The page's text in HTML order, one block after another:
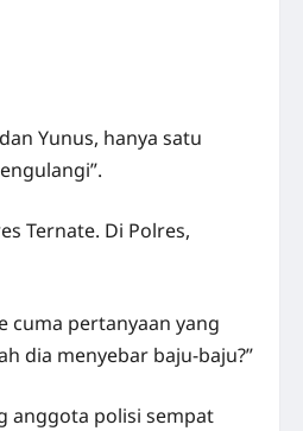
Yunus, hanya satu
Ternate. Di Polres,
cuma pertanyaan yang
dia menyebar baju-baju?”
anggota polisi sempat